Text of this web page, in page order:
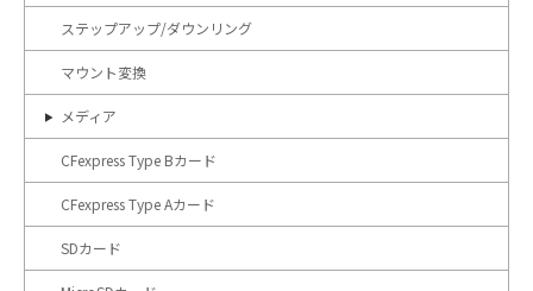
ステップアップ/ダウンリング
マウント変換
メディア
CFexpress Type Bカード
CFexpress Type Aカード
SDカード